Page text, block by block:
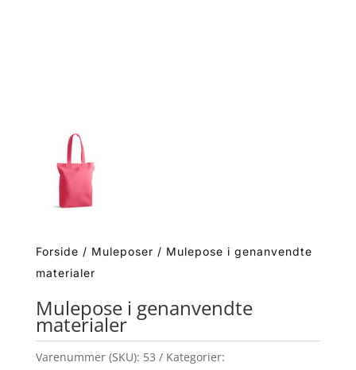
Forside / Muleposer / Mulepose i genanvendte
materialer
Mulepose i genanvendte
materialer
Varenummer (SKU): 53
Kategorier: